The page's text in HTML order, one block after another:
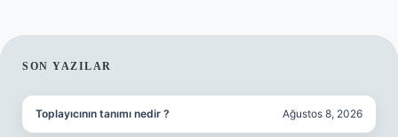
SIDEBAR
SON YAZILAR
Toplayıcının tanımı nedir ? Ağustos 8, 2026